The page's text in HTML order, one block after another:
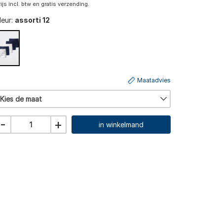
incl. btw en gratis verzending.
assorti 12
Kies de maat
Maatadvies
- + in winkelmand